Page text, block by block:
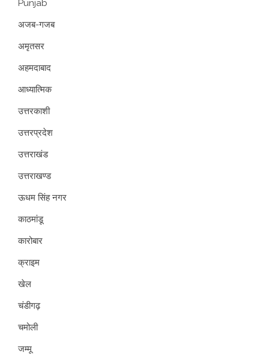
Punjab
अजब-गजब
अमृतसर
अहमदाबाद
आध्यात्मिक
उत्तरकाशी
उत्तरप्रदेश
उत्तराखंड
उत्तराखण्ड
ऊधम सिंह नगर
काठमांडू
कारोबार
क्राइम
खेल
चंडीगढ़
चमोली
जम्मू